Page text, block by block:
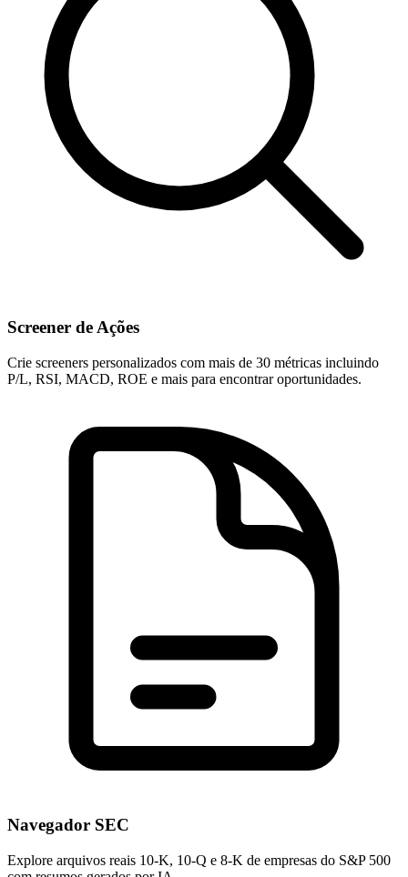
Screener de Ações
Crie screeners personalizados com mais de 30 métricas incluindo
P/L, RSI, MACD, ROE e mais para encontrar oportunidades.
Navegador SEC
Explore arquivos reais 10-K, 10-Q e 8-K de empresas do S&P 500